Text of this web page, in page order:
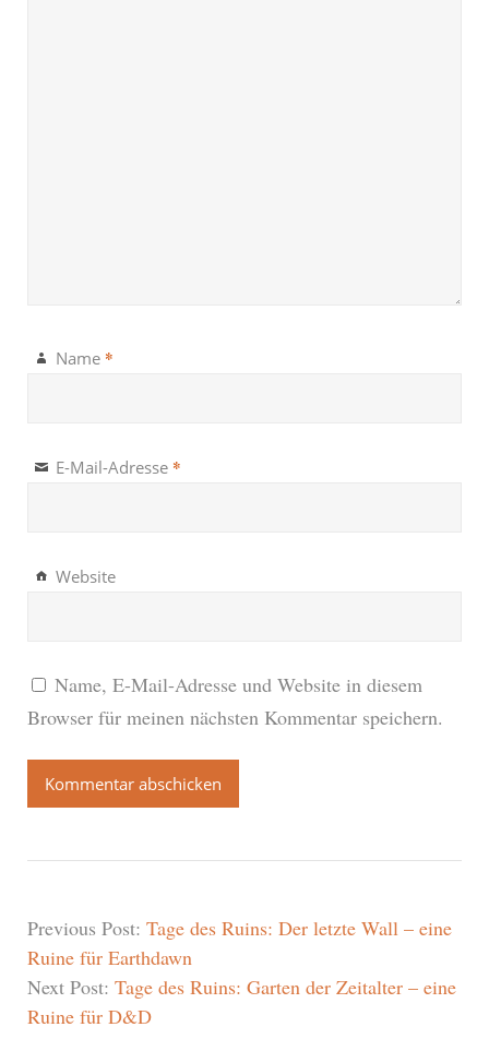
Name *
E-Mail-Adresse *
Website
Name, E-Mail-Adresse und Website in diesem
Browser für meinen nächsten Kommentar speichern.
Previous Post: Tage des Ruins: Der letzte Wall – eine
Ruine für Earthdawn
Next Post: Tage des Ruins: Garten der Zeitalter – eine
Ruine für D&D